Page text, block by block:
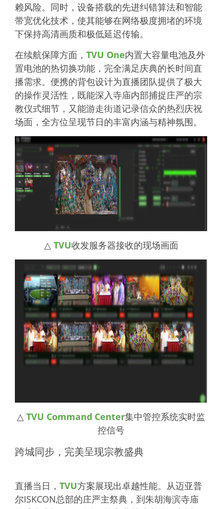
赖风险。同时，设备搭载的先进纠错算法和智能
带宽优化技术，使其能够在网络极度拥堵的环境
下保持高清画质和极低延迟传输。
在续航保障方面， TVU One内置大容量电池及外
置电池的热切换功能，完全满足庆典的长时间直
播需求。便携的背包设计为直播团队提供了极大
的操作灵活性，既能深入寺庙内部捕捉庄严的宗
教仪式细节，又能游走街道记录信众的热烈庆祝
场面，全方位呈现节日的丰富内涵与精神氛围。
△ TVU收发服务器接收的现场画面
△ TVU Command Center集中管控系统实时监
控信号
跨城同步，完美呈现宗教盛典
直播当日， TVU方案展现出卓越性能。从迈亚普
尔ISKCON总部的庄严主祭典，到朱胡海滨寺庙